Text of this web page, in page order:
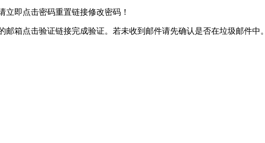
立即点击密码重置链接修改密码！
邮箱点击验证链接完成验证。若未收到邮件请先确认是否在垃圾邮件中。